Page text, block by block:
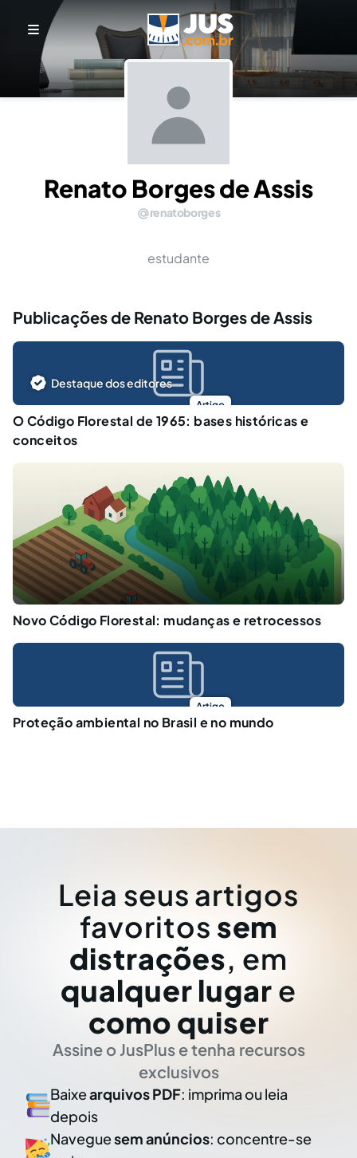
Renato Borges de Assis
renatoborges
estudante
Publicações de Renato Borges de Assis
Artigo
Destaque dos editores
O Código Florestal de 1965: bases históricas e
conceitos
Novo Código Florestal: mudanças e retrocessos
Artigo
Proteção ambiental no Brasil e no mundo
Leia seus artigos
favoritos sem
distrações, em
qualquer lugar e
como quiser
Assine o JusPlus e tenha recursos
exclusivos
Baixearquivos PDF: imprima ou leia
depois
Naveguesem anúncios: concentre-se